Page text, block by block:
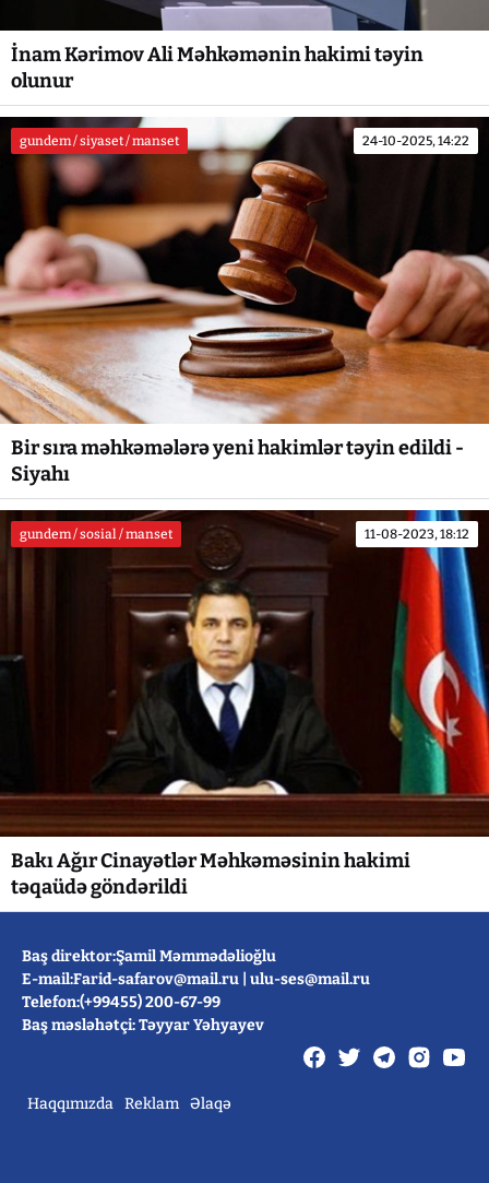
İnam Kərimov Ali Məhkəmənin hakimi təyin
olunur
gundem / siyaset / manset 24-10-2025, 14:22
Bir sıra məhkəmələrə yeni hakimlər təyin edildi -
Siyahı
gundem / sosial / manset 11-08-2023, 18:12
Bakı Ağır Cinayətlər Məhkəməsinin hakimi
təqaüdə göndərildi
Baş direktor:Şamil Məmmədəlioğlu
E-mail:Farid-safarov@mail.ru ulu-ses@mail.ru
Telefon:(+99455) 200-67-99
Baş məsləhətçi: Təyyar Yəhyayev
Haqqımızda Reklam Əlaqə